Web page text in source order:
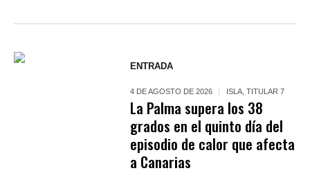
ENTRADA
4 DE AGOSTO DE 2026 ISLA ,TITULAR 7
La Palma supera los 38
grados en el quinto día del
episodio de calor que afecta
a Canarias